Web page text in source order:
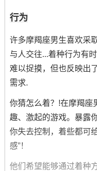
行为
许多摩羯座男生喜欢采
与人交往...着种行为有
难以捉摸，但也反映出
需求.
你猜怎么着？!在摩羯座
趣、激起的游戏。暴露
你失去控制，着些都可
感”！
他们希望能够通过着种